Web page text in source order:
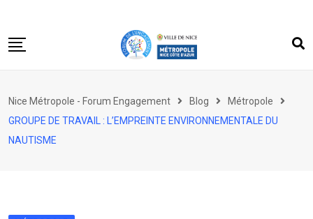
to
Le forum
Acteurs engagés
Nice Métropole - Forum Engagement Blog
Métropole
GROUPE DE TRAVAIL : L’EMPREINTE ENVIRONNEMENTALE DU
NAUTISME